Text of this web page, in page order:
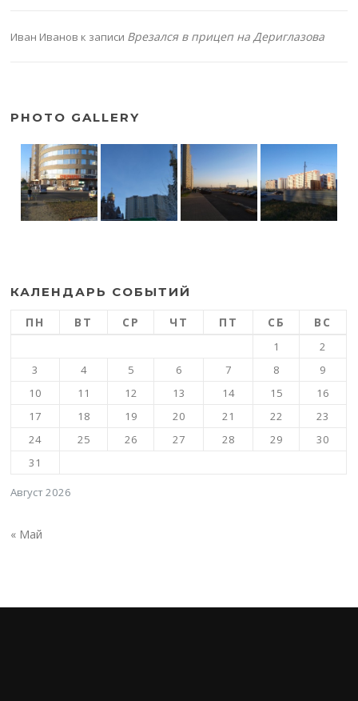
Иван Иванов к записи Врезался в прицеп на Дериглазова
PHOTO GALLERY
КАЛЕНДАРЬ СОБЫТИЙ
Август 2026
ПН ВТ СР ЧТ ПТ СБ ВС
1
2
3
4 5 6 7 8
9
10
11 12 13 14 15
16
17
18 19 20 21 22
23
24
25 26 27 28 29
30
31
« Май